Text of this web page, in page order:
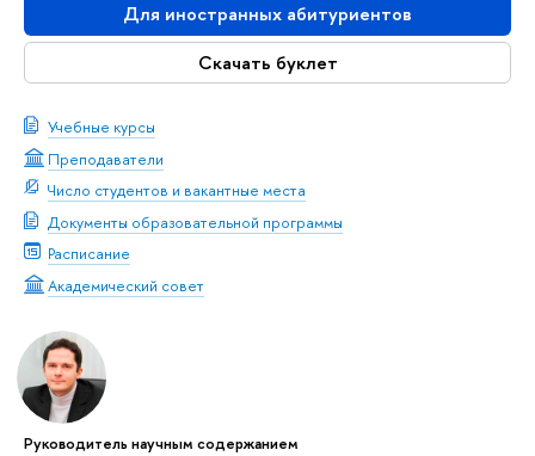
Для иностранных абитуриентов
Скачать буклет
Учебные курсы
Преподаватели
Число студентов и вакантные места
Документы образовательной программы
Расписание
Академический совет
Руководитель научным содержанием